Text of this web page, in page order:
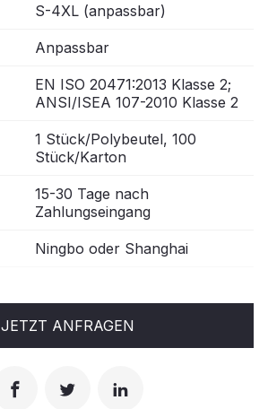
S-4XL (anpassbar)
Anpassbar
EN ISO 20471:2013 Klasse 2;
ANSI/ISEA 107-2010 Klasse 2
1 Stück/Polybeutel, 100
Stück/Karton
15-30 Tage nach
Zahlungseingang
Ningbo oder Shanghai
JETZT ANFRAGEN